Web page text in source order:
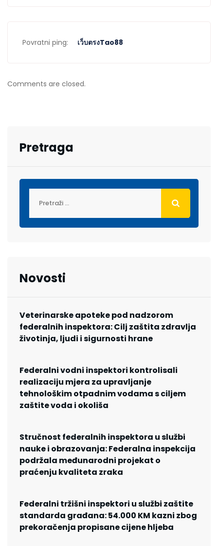
Povratni ping: เว็บตรงTao88
Comments are closed.
Pretraga
Novosti
Veterinarske apoteke pod nadzorom
federalnih inspektora: Cilj zaštita zdravlja
životinja, ljudi i sigurnosti hrane
Federalni vodni inspektori kontrolisali
realizaciju mjera za upravljanje
tehnološkim otpadnim vodama s ciljem
zaštite voda i okoliša
Stručnost federalnih inspektora u službi
nauke i obrazovanja: Federalna inspekcija
podržala međunarodni projekat o
praćenju kvaliteta zraka
Federalni tržišni inspektori u službi zaštite
standarda građana: 54.000 KM kazni zbog
prekoračenja propisane cijene hljeba